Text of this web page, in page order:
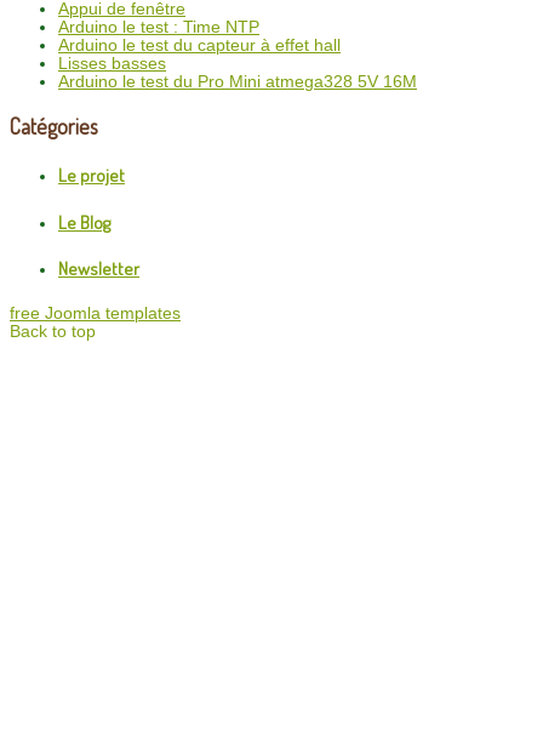
Appui de fenêtre
Arduino le test : Time NTP
Arduino le test du capteur à effet hall
Lisses basses
Arduino le test du Pro Mini atmega328 5V 16M
Catégories
Le projet
Le Blog
Newsletter
free Joomla templates
Back to top